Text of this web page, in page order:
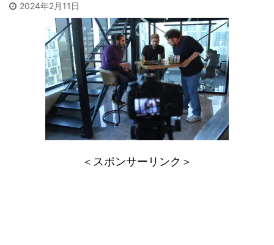
2024年2月11日
＜スポンサーリンク＞